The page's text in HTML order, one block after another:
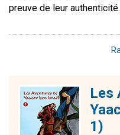
preuve de leur authenticité.
Les
1)